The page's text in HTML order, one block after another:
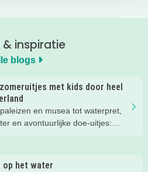
& inspiratie
blogs
met kids door heel
en musea tot waterpret,
en avontuurlijke doe-uitjes:
op het water